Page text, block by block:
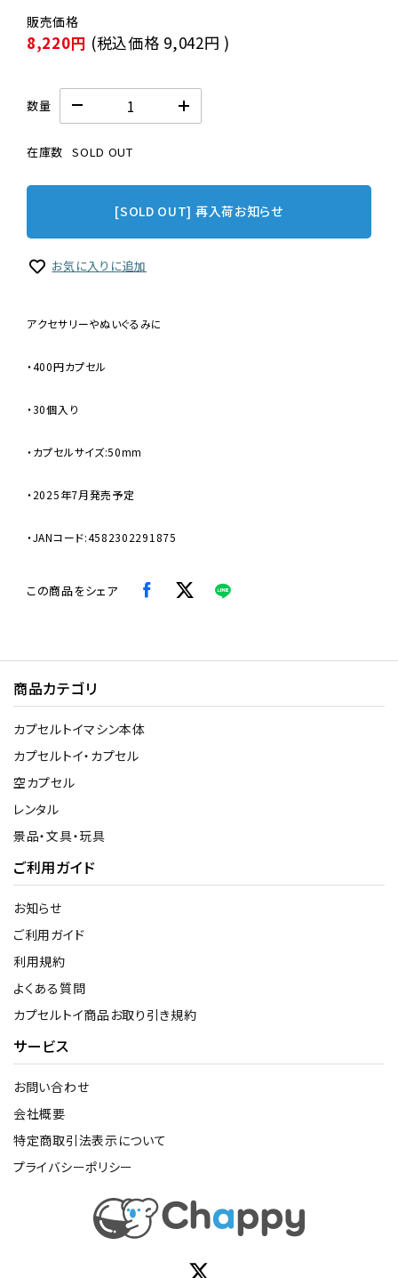
8,220円 (税込価格 9,042円 )
数量
在庫数 SOLD OUT
[SOLD OUT] 再入荷お知らせ
お気に入りに追加
アクセサリーやぬいぐるみに
・400円カプセル
・30個入り
・カプセルサイズ:50mm
・2025年7月発売予定
・JANコード:4582302291875
この商品をシェア
商品カテゴリ
カプセルトイマシン本体
カプセルトイ・カプセル
空カプセル
レンタル
景品・文具・玩具
ご利用ガイド
お知らせ
ご利用ガイド
利用規約
よくある質問
カプセルトイ商品お取り引き規約
サービス
お問い合わせ
会社概要
特定商取引法表示について
プライバシーポリシー